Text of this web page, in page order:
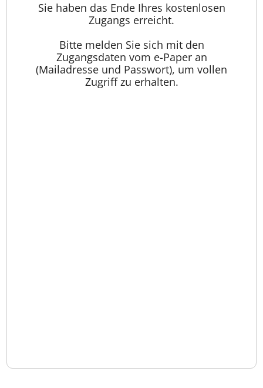
Sie haben das Ende Ihres kostenlosen
Zugangs erreicht.
Bitte melden Sie sich mit den
Zugangsdaten vom e-Paper an
(Mailadresse und Passwort), um vollen
Zugriff zu erhalten.